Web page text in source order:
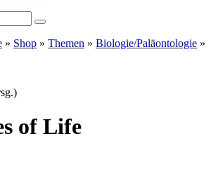
» Shop » Themen » Biologie/Paläontologie »
of Life